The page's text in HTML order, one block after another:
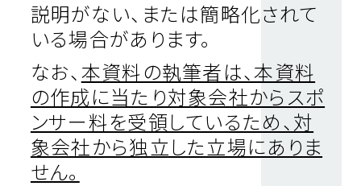
説明がない、または簡略化されて
いる場合があります。
なお、本資料の執筆者は、本資料
の作成に当たり対象会社からスポ
ンサー料を受領しているため、対
象会社から独立した立場にありま
せん。